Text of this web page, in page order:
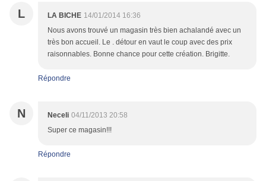
L LA BICHE 14/01/2014 16:36
Nous avons trouvé un magasin très bien achalandé avec un
très bon accueil. Le . détour en vaut le coup avec des prix
raisonnables. Bonne chance pour cette création. Brigitte.
Répondre
N Neceli 04/11/2013 20:58
Super ce magasin!!!
Répondre